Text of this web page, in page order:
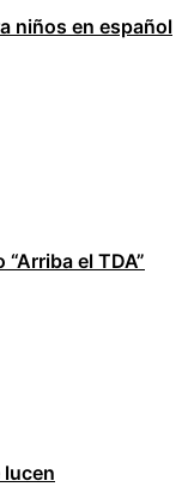
niños en español
el TDA”
lucen